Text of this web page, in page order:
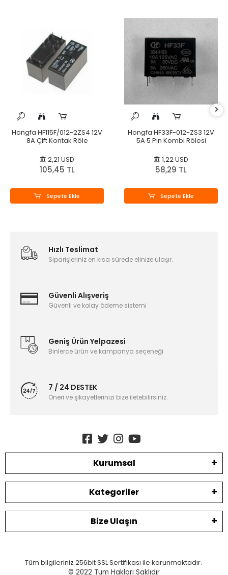
Hongfa HF115F/012-2ZS4 12V
8A Çift Kontak Röle
2,21 USD
105,45 TL
Sepete Ekle
Hongfa HF33F-012-ZS3 12V
5A 5 Pin Kombi Rölesi
1,22 USD
58,29 TL
Sepete Ekle
Hızlı Teslimat
Siparişleriniz en kısa sürede elinize ulaşır.
Güvenli Alışveriş
Güvenli ve kolay ödeme sistemi
Geniş Ürün Yelpazesi
Binlerce ürün ve kampanya seçeneği
7 / 24 DESTEK
Öneri ve şikayetlerinizi bize iletebilirsiniz.
Kurumsal
Kategoriler
Bize Ulaşın
Tüm bilgileriniz 256bit SSL Sertifikası ile korunmaktadır.
© 2022 Tüm Hakları Saklıdır